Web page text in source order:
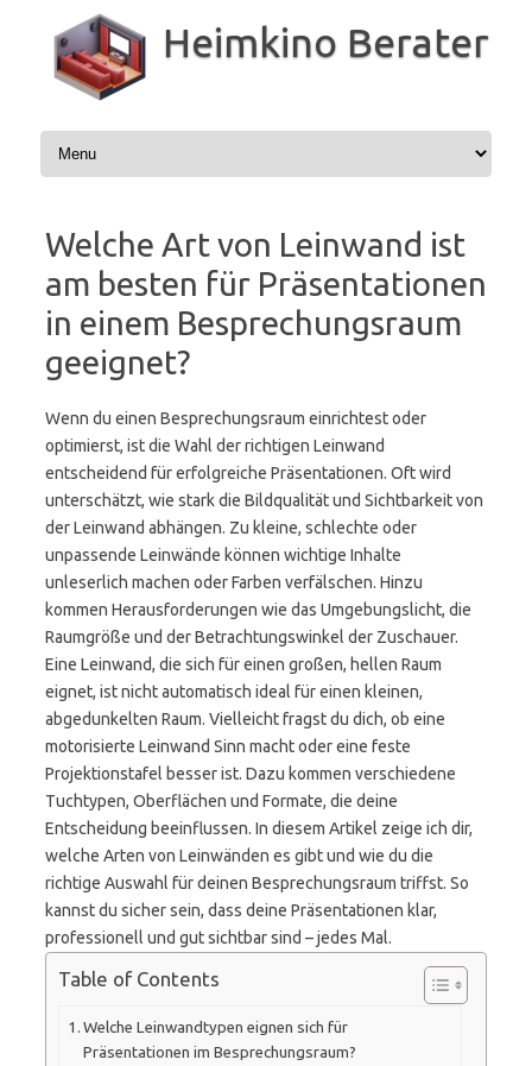
springen
Heimkino Berater
Welche Art von Leinwand ist
am besten für Präsentationen
in einem Besprechungsraum
geeignet?
Wenn du einen Besprechungsraum einrichtest oder
optimierst, ist die Wahl der richtigen Leinwand
entscheidend für erfolgreiche Präsentationen. Oft wird
unterschätzt, wie stark die Bildqualität und Sichtbarkeit von
der Leinwand abhängen. Zu kleine, schlechte oder
unpassende Leinwände können wichtige Inhalte
unleserlich machen oder Farben verfälschen. Hinzu
kommen Herausforderungen wie das Umgebungslicht, die
Raumgröße und der Betrachtungswinkel der Zuschauer.
Eine Leinwand, die sich für einen großen, hellen Raum
eignet, ist nicht automatisch ideal für einen kleinen,
abgedunkelten Raum. Vielleicht fragst du dich, ob eine
motorisierte Leinwand Sinn macht oder eine feste
Projektionstafel besser ist. Dazu kommen verschiedene
Tuchtypen, Oberflächen und Formate, die deine
Entscheidung beeinflussen. In diesem Artikel zeige ich dir,
welche Arten von Leinwänden es gibt und wie du die
richtige Auswahl für deinen Besprechungsraum triffst. So
kannst du sicher sein, dass deine Präsentationen klar,
professionell und gut sichtbar sind – jedes Mal.
Table of Contents
Welche Leinwandtypen eignen sich für
Präsentationen im Besprechungsraum?